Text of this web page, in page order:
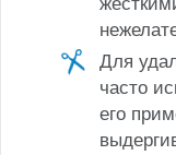
Для
часто
его